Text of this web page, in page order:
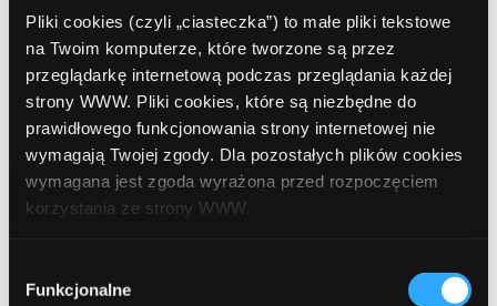
Pliki cookies (czyli „ciasteczka”) to małe pliki tekstowe
na Twoim komputerze, które tworzone są przez
przeglądarkę internetową podczas przeglądania każdej
strony WWW. Pliki cookies, które są niezbędne do
prawidłowego funkcjonowania strony internetowej nie
wymagają Twojej zgody. Dla pozostałych plików cookies
wymagana jest zgoda wyrażona przed rozpoczęciem
korzystania ze strony WWW.
formy korzystania z plików cookies. Więcej:
Polityka
zgody
Funkcjonalne
Posted in: Narzędzia ,Strona główna
Tags: Comperia Doradca
ComperiaLead
kreacje mailingowe
kredyty gotówkowe
kredyty hipoteczne
nowe formularze